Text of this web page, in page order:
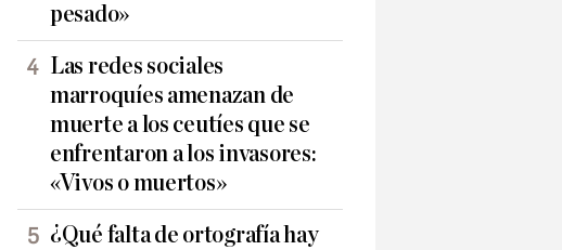
pesado»
Las redes sociales
marroquíes amenazan de
muerte a los ceutíes que se
enfrentaron a los invasores:
«Vivos o muertos»
¿Qué falta de ortografía hay